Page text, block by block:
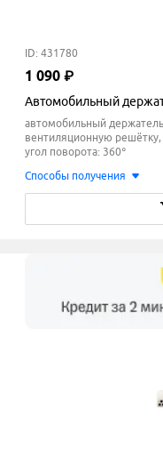
ID: 431780
1 090 ₽
Автомобильный
автомобильный
вентиляционную решётку,
угол поворота: 360°
Способы получения